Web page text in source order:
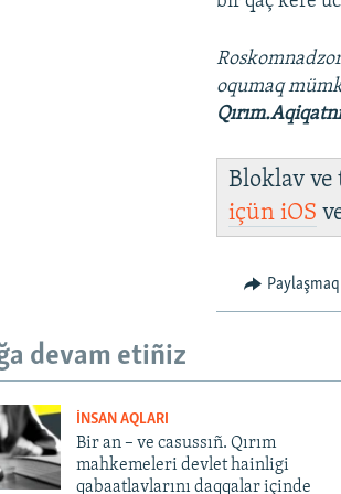
oqumaq
Bloklav ve
içüniOS
Paylaşmaq
devam etiñiz
İNSAN AQLARI
Bir an – ve casussıñ. Qırım
mahkemeleri devlet hainligi
qabaatlavlarını daqqalar içinde